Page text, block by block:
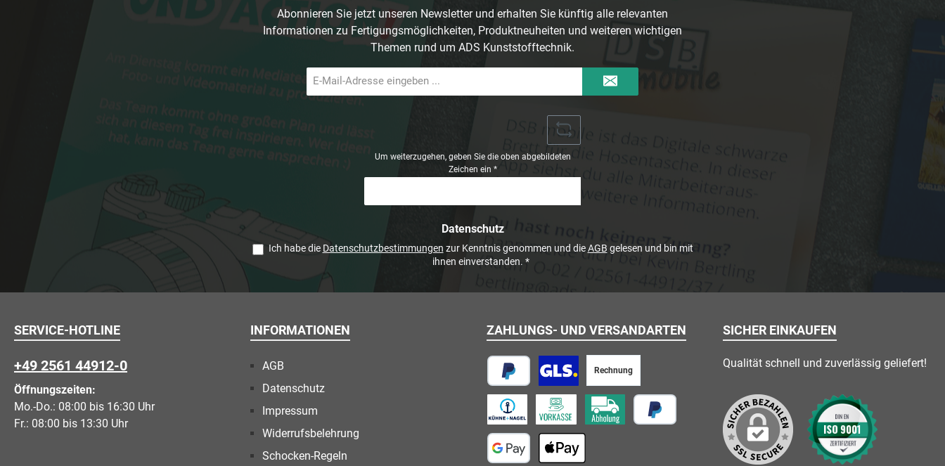
Abonnieren Sie jetzt unseren Newsletter und erhalten Sie künftig alle relevanten
Informationen zu Fertigungsmöglichkeiten, Produktneuheiten und weiteren wichtigen
Themen rund um ADS Kunststofftechnik.
Mail-
Adresse
Um weiterzugehen, geben Sie die oben abgebildeten
Zeichen ein *
Datenschutz
Ich habe die Datenschutzbestimmungen zur Kenntnis genommen und dieAGB gelesen und bin mit
ihnen einverstanden. *
SERVICE-HOTLINE
+49 2561 44912-0
Öffnungszeiten:
Mo.-Do.: 08:00 bis 16:30 Uhr
Fr.: 08:00 bis 13:30 Uhr
INFORMATIONEN
AGB
Datenschutz
Impressum
Widerrufsbelehrung
Schocken-Regeln
ZAHLUNGS- UND VERSANDARTEN
PayPal
Rechnung
Vorkasse
Paketversand
Speditionsversand Abholung vor Ort
SICHER EINKAUFEN
Qualität schnell und zuverlässig geliefert!